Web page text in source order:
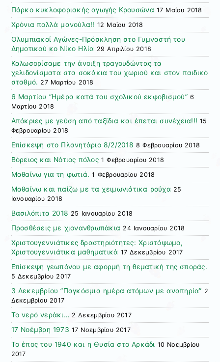
Πάρκο κυκλοφοριακής αγωγής Κρουσώνα 17 Μαΐου 2018
Χρόνια πολλά μανούλα!! 12 Μαΐου 2018
Ολυμπιακοί Αγώνες-Πρόσκληση στο Γυμναστή του
Δημοτικού κο Νίκο Ηλία 29 Απριλίου 2018
Καλωσορίσαμε την άνοιξη τραγουδώντας τα
χελιδονίσματα στα σοκάκια του χωριού και στον παιδικό
σταθμό. 27 Μαρτίου 2018
6 Μαρτίου ”Ημέρα κατά του σχολικού εκφοβισμού” 6
Μαρτίου 2018
Απόκριες με γεύση από ταξίδια και έπεται συνέχεια!!! 15
Φεβρουαρίου 2018
Επίσκεψη στο Πλανητάριο 8/2/2018 8 Φεβρουαρίου 2018
Βόρειος και Νότιος πόλος 1 Φεβρουαρίου 2018
Μαθαίνω για τη φωτιά. 1 Φεβρουαρίου 2018
Μαθαίνω και παίζω με τα χειμωνιάτικα ρούχα 25
Ιανουαρίου 2018
Βασιλόπιτα 2018 25 Ιανουαρίου 2018
Προσθέσεις με χιονανθρωπάκια 24 Ιανουαρίου 2018
Χριστουγεννιάτικες δραστηριότητες: Χριστόψωμο,
Χριστουγεννιάτικα μαθηματικά 17 Δεκεμβρίου 2017
Επίσκεψη γεωπόνου με αφορμή τη θεματική της σποράς.
5 Δεκεμβρίου 2017
3 Δεκεμβρίου ”Παγκόσμια ημέρα ατόμων με αναπηρία” 2
Δεκεμβρίου 2017
Το νερό νεράκι… 2 Δεκεμβρίου 2017
17 Νοέμβρη 1973 17 Νοεμβρίου 2017
Το έπος του 1940 και η Θυσία στο Αρκάδι 10 Νοεμβρίου
2017